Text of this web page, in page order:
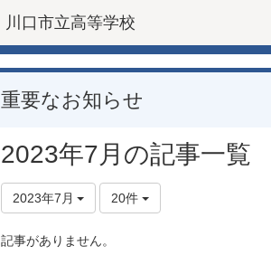
川口市立高等学校
重要なお知らせ
2023年7月の記事一覧
2023年7月 20件
記事がありません。